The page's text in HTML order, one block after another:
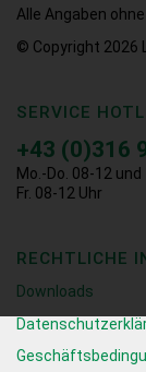
Alle Angaben
© Copyright 2026
SERVICE
+43 (0)316
Mo.-Do. 08-12 und
Fr. 08-12 Uhr
RECHTLICHE
Downloads